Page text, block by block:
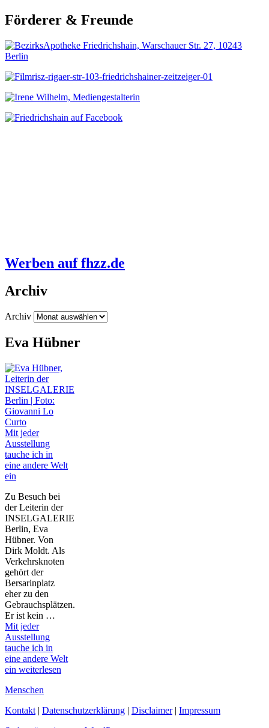
Förderer & Freunde
Werben auf fhzz.de
Archiv
Archiv
Eva Hübner
Mit jeder
Ausstellung
tauche ich in
eine andere Welt
ein
Zu Besuch bei
der Leiterin der
INSELGALERIE
Berlin, Eva
Hübner. Von
Dirk Moldt. Als
Verkehrsknoten
gehört der
Bersarinplatz
eher zu den
Gebrauchsplätzen.
Er ist kein …
Mit jeder
Ausstellung
tauche ich in
eine andere Welt
ein weiterlesen
Menschen
Kontakt | Datenschutzerklärung | Disclaimer| Impressum